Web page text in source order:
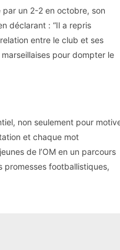
par un 2-2 en octobre, son
déclarant : “Il a repris
entre le club et ses
pour dompter le
non seulement pour
et chaque mot
de l’OM en un parcours
promesses footballistiques,